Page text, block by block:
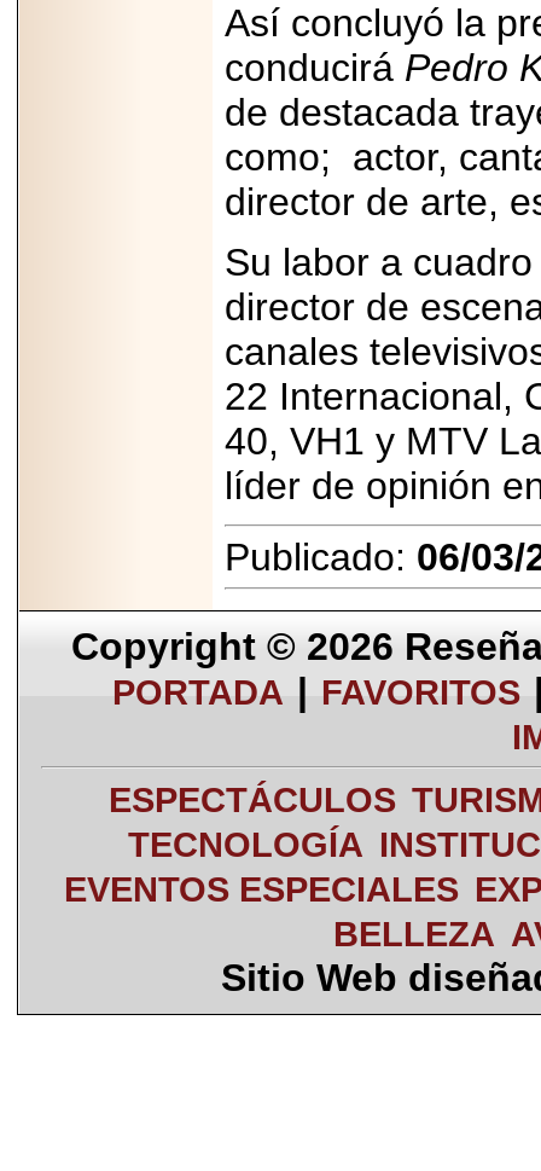
Así concluyó la
conducirá Pedro
de destacada
como; actor,
director de arte,
Su labor a
director de
canales
22 Internacional,
40, VH1 y MTV
líder de opinión
Publicado: 06/03/
Copyright © 2026
PORTADA | FAVORITOS
ESPECTÁCULOS
TECNOLOGÍA
EVENTOS ESPECIALES
BELLEZA
Sitio Web